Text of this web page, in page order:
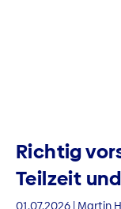
Richtig
Teilzeit
01.07.2026 | Martin